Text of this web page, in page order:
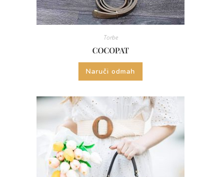
Torbe
COCOPAT
Naruči odmah